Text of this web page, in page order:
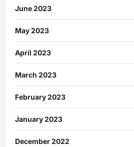
June 2023
May 2023
April 2023
March 2023
February 2023
January 2023
December 2022